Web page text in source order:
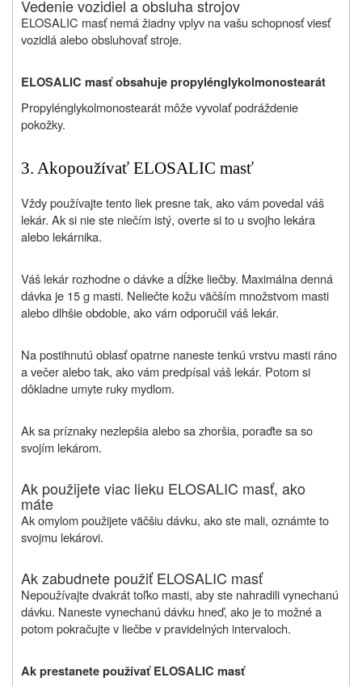
Vedenie vozidiel a obsluha strojov
ELOSALIC masť nemá žiadny vplyv na vašu schopnosť viesť
vozidlá alebo obsluhovať stroje.
ELOSALIC masť obsahuje propylénglykolmonostearát
Propylénglykolmonostearát môže vyvolať podráždenie
pokožky.
3. Akopoužívať ELOSALIC masť
Vždy používajte tento liek presne tak, ako vám povedal váš
lekár. Ak si nie ste niečím istý, overte si to u svojho lekára
alebo lekárnika.
Váš lekár rozhodne o dávke a dĺžke liečby. Maximálna denná
dávka je 15 g masti. Neliečte kožu väčším množstvom masti
alebo dlhšie obdobie, ako vám odporučil váš lekár.
Na postihnutú oblasť opatrne naneste tenkú vrstvu masti ráno
a večer alebo tak, ako vám predpísal váš lekár. Potom si
dôkladne umyte ruky mydlom.
Ak sa príznaky nezlepšia alebo sa zhoršia, poraďte sa so
svojím lekárom.
Ak použijete viac lieku ELOSALIC masť, ako
máte
Ak omylom použijete väčšiu dávku, ako ste mali, oznámte to
svojmu lekárovi.
Ak zabudnete použiť ELOSALIC masť
Nepoužívajte dvakrát toľko masti, aby ste nahradili vynechanú
dávku. Naneste vynechanú dávku hneď, ako je to možné a
potom pokračujte v liečbe v pravidelných intervaloch.
Ak prestanete používať ELOSALIC masť